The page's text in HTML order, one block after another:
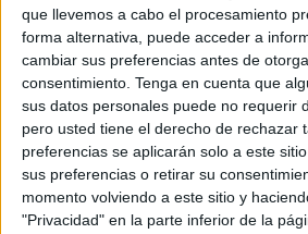
que llevemos a cabo el procesamiento
forma alternativa, puede acceder a
cambiar sus preferencias antes de
consentimiento. Tenga en cuenta que
sus datos personales puede no requerir
pero usted tiene el derecho de rechazar
preferencias se aplicarán solo a este
sus preferencias o retirar su
momento volviendo a este sitio y
"Privacidad" en la parte inferior de la
con Andalucía TRADE, busca
presencia de las aceitunas de
entre los consumidores indios
contenidos digitales, recetas y
sociales.
La elección de Carolina Marín
su proyección internacional
con India, donde el bádminton